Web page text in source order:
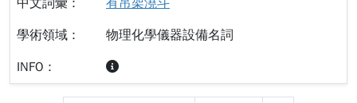
有吊架澆斗
物理化學儀器設備名詞